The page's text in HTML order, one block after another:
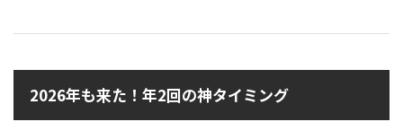
2026年も来た！年2回の神タイミング